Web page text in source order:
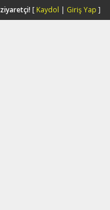
ziyaretçi! [ Kaydol | Giriş Yap ]